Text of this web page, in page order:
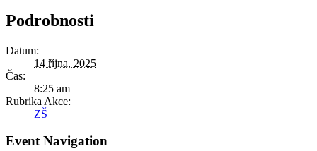
Podrobnosti
Datum:
14 října, 2025
Čas:
8:25 am
Rubrika Akce:
ZŠ
Event Navigation